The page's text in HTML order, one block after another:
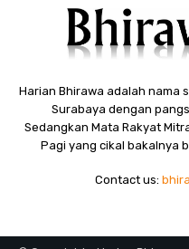
Harian Bhirawa adalah nama
Surabaya dengan
Sedangkan Mata Rakyat
Pagi yang cikal bakalnya
Contact us: